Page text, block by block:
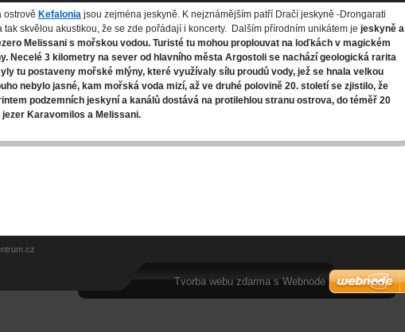
ostrově Kefalonia jsou zejména jeskyně. K nejznámějším patří Dračí jeskyně -Drongarati
tak skvělou akustikou, že se zde pořádají i koncerty. Dalším přírodním unikátem je jeskyně a
Melissani s mořskou vodou. Turisté tu mohou proplouvat na loďkách v magickém
Necelé 3 kilometry na sever od hlavního města Argostoli se nachází geologická rarita
tu postaveny mořské mlýny, které využívaly sílu proudů vody, jež se hnala velkou
nebylo jasné, kam mořská voda mizí, až ve druhé polovině 20. století se zjistilo, že
podzemních jeskyní a kanálů dostává na protilehlou stranu ostrova, do téměř 20
Karavomilos a Melissani.
Tvorba webu zdarma s Webnode